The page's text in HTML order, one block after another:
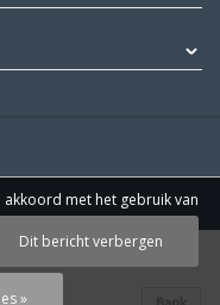
byWebdinge.nl
met het gebruik van
Dit bericht verbergen
»